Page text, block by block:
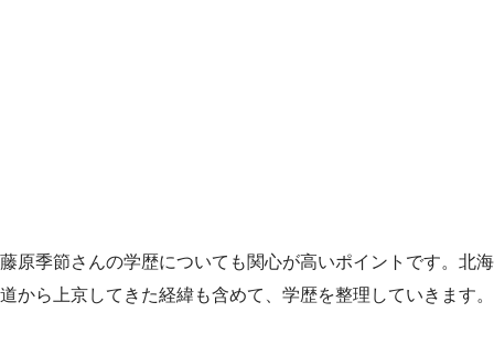
藤原季節さんの学歴についても関心が高いポイントです。北海
道から上京してきた経緯も含めて、学歴を整理していきます。